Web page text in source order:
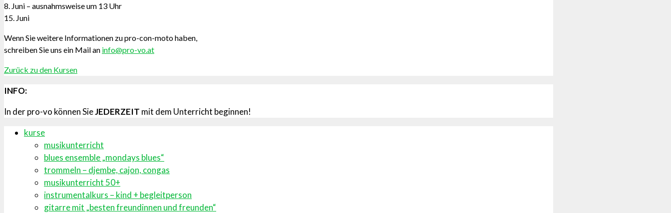
8. Juni – ausnahmsweise um 13 Uhr
15. Juni
Wenn Sie weitere Informationen zu pro-con-moto haben,
schreiben Sie uns ein Mail an info@pro-vo.at
Zurück zu den Kursen
INFO:
In der pro-vo können SieJEDERZEIT mit dem Unterricht beginnen!
kurse
musikunterricht
blues ensemble „mondays blues“
trommeln – djembe, cajon, congas
musikunterricht 50+
instrumentalkurs – kind + begleitperson
gitarre mit „besten freundinnen und freunden“